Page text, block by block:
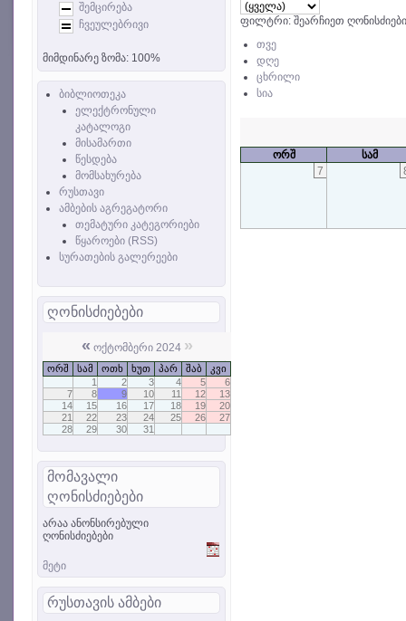
შემცირება
ჩვეულებრივი
მიმდინარე ზომა: 100%
ბიბლიოთეკა
ელექტრონული
კატალოგი
მისამართი
წესდება
მომსახურება
რუსთავი
ამბების აგრეგატორი
თემატური კატეგორიები
წყაროები (RSS)
სურათების გალერეები
ღონისძიებები
« ოქტომბერი 2024 »
ორშ სამ ოთხ ხუთ პარ შაბ
კვი
1
2 3 4 5
6
7
8 9 10 11 12
13
14
15 16 17 18 19
20
21
22 23 24 25 26
27
28
29 30 31
მომავალი
ღონისძიებები
არაა ანონსირებული
ღონისძიებები
მეტი
რუსთავის ამბები
ფილტრი: შეარჩიეთ
თვე
დღე
ცხრილი
სია
ორშ
სამ
7